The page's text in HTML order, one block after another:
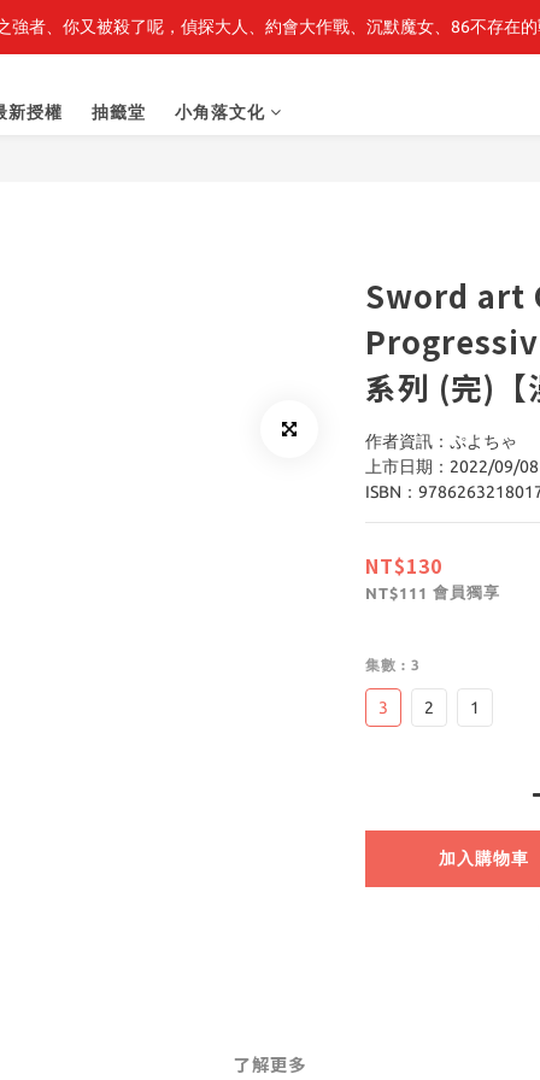
最新開賣🔥「全知讀者視角」 周邊商品
強者、你又被殺了呢，偵探大人、約會大作戰、沉默魔女、86不存在
新授權
抽籤堂 小角落文化
Sword art
系列 (完)【
作者資訊：ぷよちゃ
上市日期：2022/09/08
ISBN：
NT$130
NT$111 會員獨享
集數 : 3
3 2 1
加入購物車
了解更多